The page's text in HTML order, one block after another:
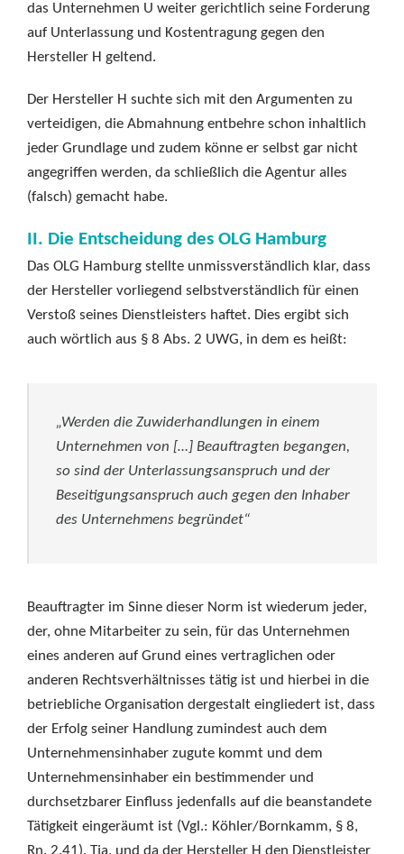
das Unternehmen U weiter gerichtlich seine Forderung
auf Unterlassung und Kostentragung gegen den
Hersteller H geltend.
Der Hersteller H suchte sich mit den Argumenten zu
verteidigen, die Abmahnung entbehre schon inhaltlich
jeder Grundlage und zudem könne er selbst gar nicht
angegriffen werden, da schließlich die Agentur alles
(falsch) gemacht habe.
II. Die Entscheidung des OLG Hamburg
Das OLG Hamburg stellte unmissverständlich klar, dass
der Hersteller vorliegend selbstverständlich für einen
Verstoß seines Dienstleisters haftet. Dies ergibt sich
auch wörtlich aus § 8 Abs. 2 UWG, in dem es heißt:
„Werden die Zuwiderhandlungen in einem
Unternehmen von […] Beauftragten begangen,
so sind der Unterlassungsanspruch und der
Beseitigungsanspruch auch gegen den Inhaber
des Unternehmens begründet“
Beauftragter im Sinne dieser Norm ist wiederum jeder,
der, ohne Mitarbeiter zu sein, für das Unternehmen
eines anderen auf Grund eines vertraglichen oder
anderen Rechtsverhältnisses tätig ist und hierbei in die
betriebliche Organisation dergestalt eingliedert ist, dass
der Erfolg seiner Handlung zumindest auch dem
Unternehmensinhaber zugute kommt und dem
Unternehmensinhaber ein bestimmender und
durchsetzbarer Einfluss jedenfalls auf die beanstandete
Tätigkeit eingeräumt ist (Vgl.: Köhler/Bornkamm, § 8,
Rn. 2.41). Tja, und da der Hersteller H den Dienstleister